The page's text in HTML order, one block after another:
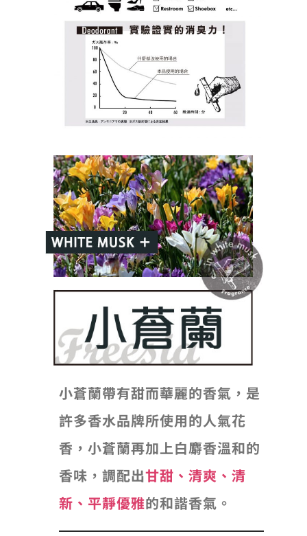
小蒼蘭帶有甜而華麗的香氣，是
許多香水品牌所使用的人氣花
香，小蒼蘭再加上白麝香溫和的
香味，調配出甘甜、清爽、清
新、平靜優雅的和諧香氣。